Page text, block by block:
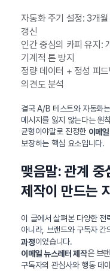
자동화 주기 설정: 3개
갱신
인간 중심의 카피 유지:
기계적 톤 방지
정량 데이터 + 정성 피
의견도 분석
결국 A/B 테스트와 자동화
메시지를 잃지 않는다는 원
균형이야말로 진정한 이메
보장하는 핵심 요소입니다.
맺음말: 관계 중
제작이 만드는
이 글에서 살펴본 다양한 전
아니라, 브랜드와 구독자 간
과정이었습니다.
이메일 뉴스레터 제작은 브
구독자의 관심사와 행동 데